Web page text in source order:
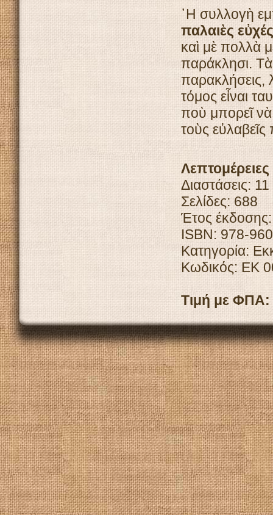
῾Η συλλογὴ
παλαιὲς εὐχές
καὶ μὲ πολλὰ
παράκλησι. Τὰ
παρακλήσεις,
τόμος εἶναι
ποὺ μπορεῖ
τοὺς εὐλαβεῖς
Λεπτομέρειες
Διαστάσεις:
Σελίδες: 688
Έτος
ISBN: 978-
Κατηγορία:
Κωδικός: ΕΚ
Τιμή με ΦΠΑ: